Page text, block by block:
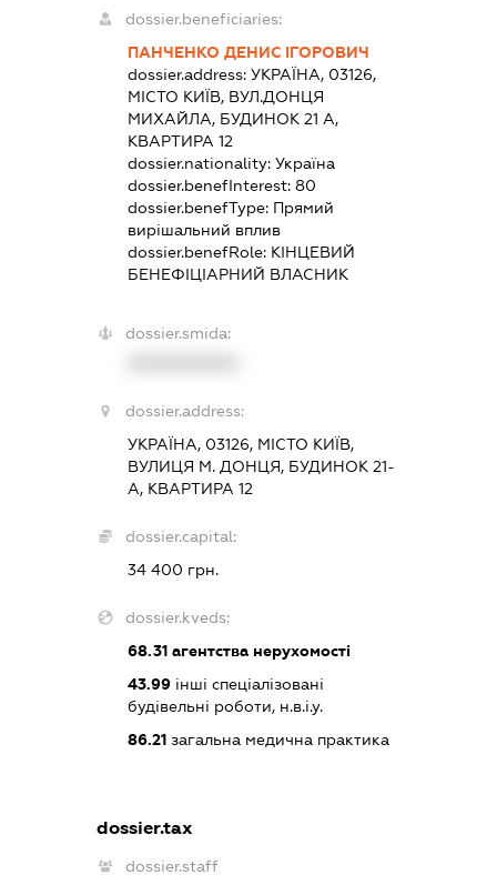
dossier.beneficiaries:
ПАНЧЕНКО ДЕНИС ІГОРОВИЧ
dossier.address:УКРАЇНА, 03126,
МІСТО КИЇВ, ВУЛ.ДОНЦЯ
МИХАЙЛА, БУДИНОК 21 А,
КВАРТИРА 12
dossier.nationality:Україна
dossier.benefInterest:80
dossier.benefType: Прямий
вирішальний вплив
dossier.benefRole: КІНЦЕВИЙ
БЕНЕФІЦІАРНИЙ ВЛАСНИК
dossier.smida:
dossier.address:
УКРАЇНА, 03126, МІСТО КИЇВ,
ВУЛИЦЯ М. ДОНЦЯ, БУДИНОК 21-
А, КВАРТИРА 12
dossier.capital:
34 400 грн.
dossier.kveds:
68.31 агентства нерухомості
43.99 інші спеціалізовані
будівельні роботи, н.в.і.у.
86.21 загальна медична практика
dossier.tax
dossier.staff